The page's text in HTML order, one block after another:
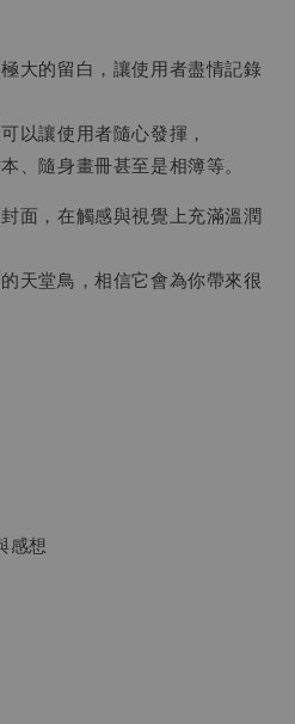
大的留白，讓使用者盡情記錄
以讓使用者隨心發揮，
、隨身畫冊甚至是相簿等。
面，在觸感與視覺上充滿溫潤
天堂鳥，相信它會為你帶來很
感想